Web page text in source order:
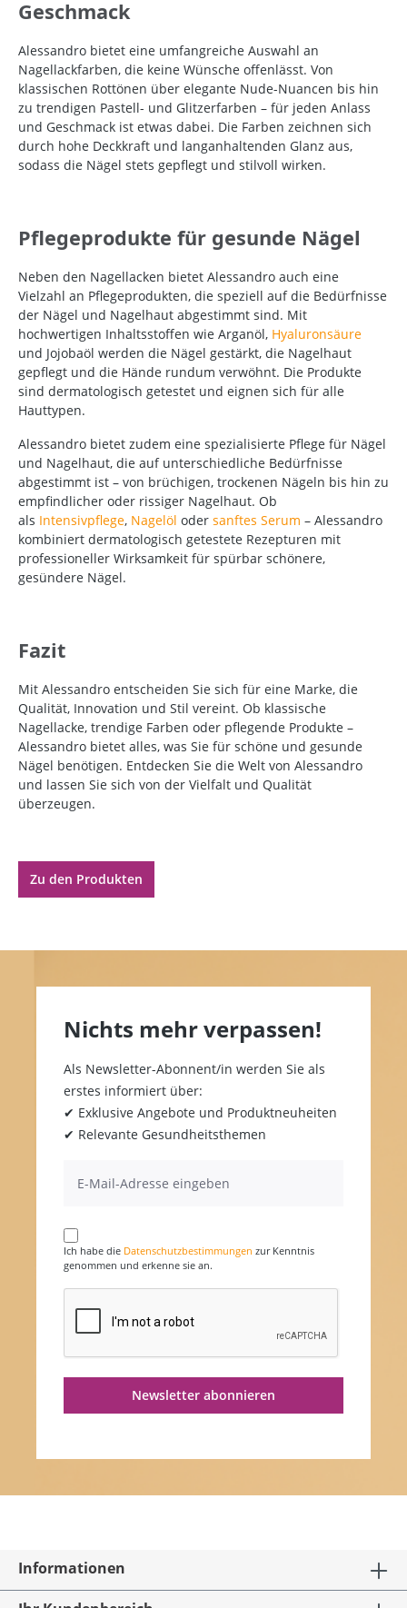
Geschmack
Alessandro bietet eine umfangreiche Auswahl an
Nagellackfarben, die keine Wünsche offenlässt. Von
klassischen Rottönen über elegante Nude-Nuancen bis hin
zu trendigen Pastell- und Glitzerfarben – für jeden Anlass
und Geschmack ist etwas dabei. Die Farben zeichnen sich
durch hohe Deckkraft und langanhaltenden Glanz aus,
sodass die Nägel stets gepflegt und stilvoll wirken.
Pflegeprodukte für gesunde Nägel
Neben den Nagellacken bietet Alessandro auch eine
Vielzahl an Pflegeprodukten, die speziell auf die Bedürfnisse
der Nägel und Nagelhaut abgestimmt sind. Mit
hochwertigen Inhaltsstoffen wie Arganöl, Hyaluronsäure
und Jojobaöl werden die Nägel gestärkt, die Nagelhaut
gepflegt und die Hände rundum verwöhnt. Die Produkte
sind dermatologisch getestet und eignen sich für alle
Hauttypen.
Alessandro bietet zudem eine spezialisierte Pflege für Nägel
und Nagelhaut, die auf unterschiedliche Bedürfnisse
abgestimmt ist – von brüchigen, trockenen Nägeln bis hin zu
empfindlicher oder rissiger Nagelhaut. Ob
als Intensivpflege, Nagelöl oder sanftes Serum – Alessandro
kombiniert dermatologisch getestete Rezepturen mit
professioneller Wirksamkeit für spürbar schönere,
gesündere Nägel.
Fazit
Mit Alessandro entscheiden Sie sich für eine Marke, die
Qualität, Innovation und Stil vereint. Ob klassische
Nagellacke, trendige Farben oder pflegende Produkte –
Alessandro bietet alles, was Sie für schöne und gesunde
Nägel benötigen. Entdecken Sie die Welt von Alessandro
und lassen Sie sich von der Vielfalt und Qualität
überzeugen.
Zu den Produkten
Nichts mehr verpassen!
Als Newsletter-Abonnent/in werden Sie als
erstes informiert über:
✔ Exklusive Angebote und Produktneuheiten
✔ Relevante Gesundheitsthemen
Ich habe die Datenschutzbestimmungen zur Kenntnis
genommen und erkenne sie an.
Newsletter abonnieren
Informationen